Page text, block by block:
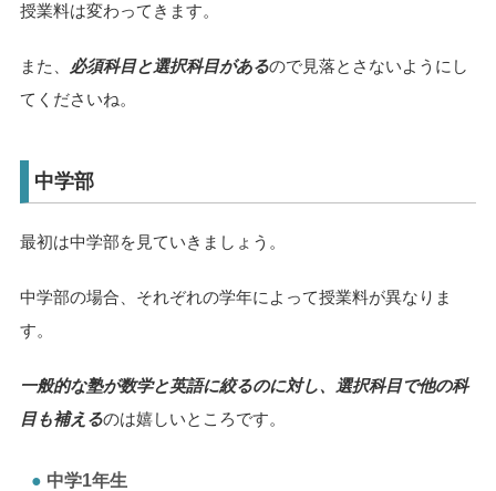
授業料は変わってきます。
また、 必須科目と選択科目があるので見落とさないようにし
てくださいね。
中学部
最初は中学部を見ていきましょう。
中学部の場合、それぞれの学年によって授業料が異なりま
す。
一般的な塾が数学と英語に絞るのに対し、選択科目で他の科
目も補えるのは嬉しいところです。
中学1年生